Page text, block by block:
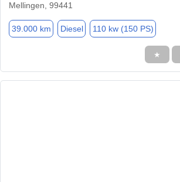
Mellingen, 99441
39.000 km Diesel 110 kw (150 PS)
★